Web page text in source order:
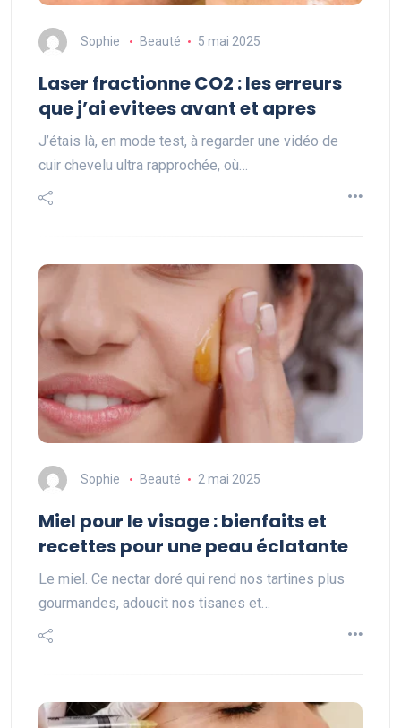
Sophie Beauté 5 mai 2025
Laser fractionne CO2 : les erreurs
que j’ai evitees avant et apres
J’étais là, en mode test, à regarder une vidéo de
cuir chevelu ultra rapprochée, où…
Sophie Beauté 2 mai 2025
Miel pour le visage : bienfaits et
recettes pour une peau éclatante
Le miel. Ce nectar doré qui rend nos tartines plus
gourmandes, adoucit nos tisanes et…